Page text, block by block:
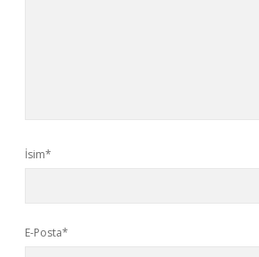
İsim*
E-Posta*